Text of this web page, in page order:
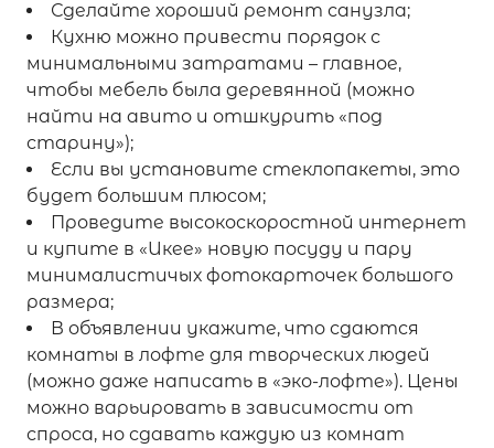
Сделайте хороший ремонт санузла;
Кухню можно привести порядок с
минимальными затратами – главное,
чтобы мебель была деревянной (можно
найти на авито и отшкурить «под
старину»);
Если вы установите стеклопакеты, это
будет большим плюсом;
Проведите высокоскоростной интернет
и купите в «Икее» новую посуду и пару
минималистичых фотокарточек большого
размера;
В объявлении укажите, что сдаются
комнаты в лофте для творческих людей
(можно даже написать в «эко-лофте»). Цены
можно варьировать в зависимости от
спроса, но сдавать каждую из комнат